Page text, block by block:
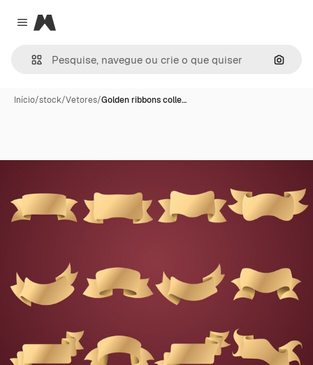
Close menu
Magnific
Início/stock/Vetores/Golden ribbons colle…